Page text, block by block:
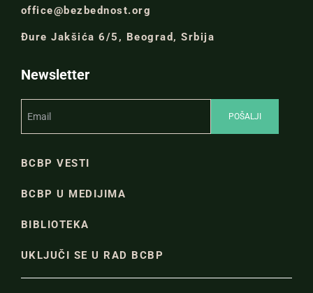
office@bezbednost.org
Đure Jakšića 6/5, Beograd, Srbija
Newsletter
BCBP VESTI
BCBP U MEDIJIMA
BIBLIOTEKA
UKLJUČI SE U RAD BCBP